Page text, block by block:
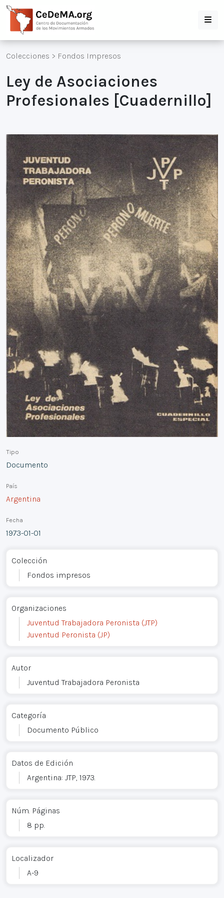
Colecciones > Fondos Impresos
Ley de Asociaciones
Profesionales [Cuadernillo]
Tipo
Documento
País
Argentina
Fecha
1973-01-01
Colección
Fondos impresos
Organizaciones
Juventud Trabajadora Peronista (JTP)
Juventud Peronista (JP)
Autor
Juventud Trabajadora Peronista
Categoría
Documento Público
Datos de Edición
Argentina: JTP, 1973.
Núm. Páginas
8 pp.
Localizador
A-9